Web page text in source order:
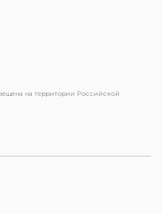
на территории Российской